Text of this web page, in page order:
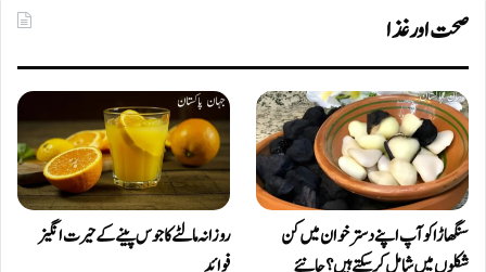
صحت اور غذا
سنگھاڑا کو آپ اپنے دستر خوان میں کن
روزانہ مالٹے کا جوس پینے کے حیرت انگیز